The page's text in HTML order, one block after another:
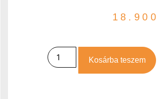
Kosárba teszem